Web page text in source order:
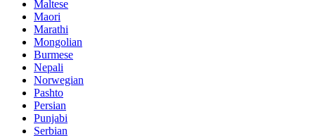
Maltese
Maori
Marathi
Mongolian
Burmese
Nepali
Norwegian
Pashto
Persian
Punjabi
Serbian